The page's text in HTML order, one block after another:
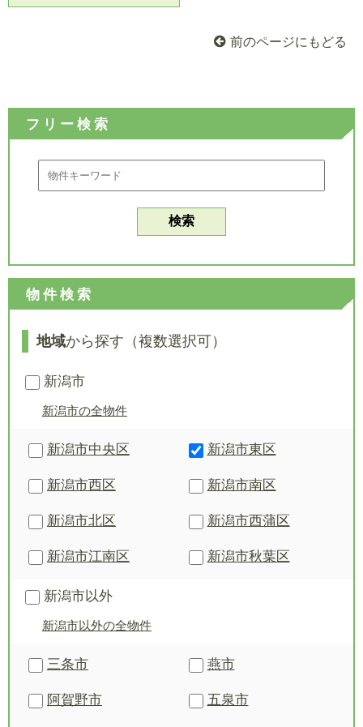
前のページにもどる
フリー検索
物件検索
地域から探す（複数選択可）
新潟市
新潟市の全物件
新潟市中央区 新潟市東区
新潟市西区 新潟市南区
新潟市北区 新潟市西蒲区
新潟市江南区 新潟市秋葉区
新潟市以外
新潟市以外の全物件
三条市 燕市
阿賀野市 五泉市